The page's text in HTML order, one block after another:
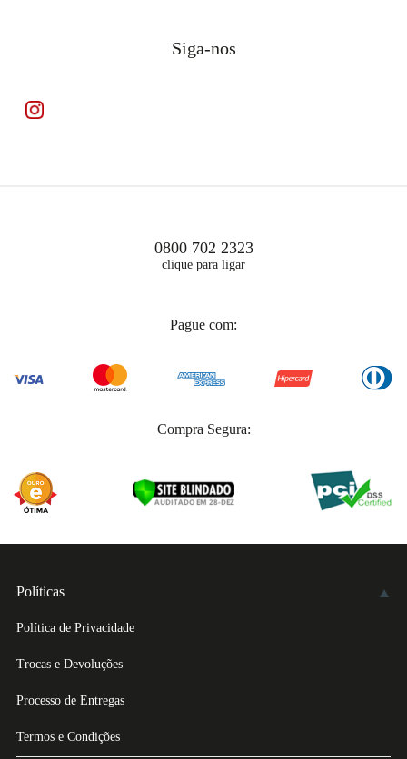
Siga-nos
0800 702 2323
clique para ligar
Pague com:
Compra Segura:
Políticas
Política de Privacidade
Trocas e Devoluções
Processo de Entregas
Termos e Condições